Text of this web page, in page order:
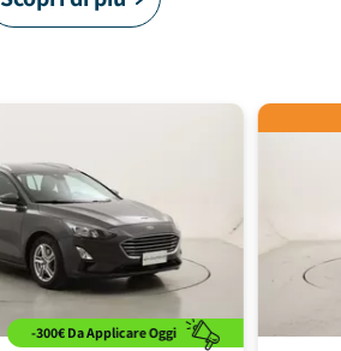
-300€ Da Applicare Oggi